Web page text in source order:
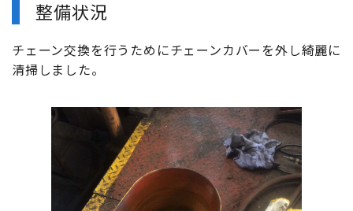
整備状況
チェーン交換を行うためにチェーンカバーを外し綺麗に
清掃しました。